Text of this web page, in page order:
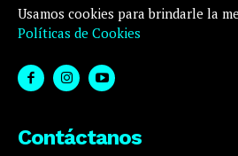
Usamos cookies para brindarle la
Políticas de Cookies
Contáctanos